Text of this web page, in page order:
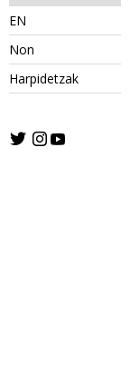
EN
Non
Harpidetzak